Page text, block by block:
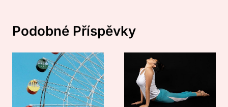
Podobné Příspěvky